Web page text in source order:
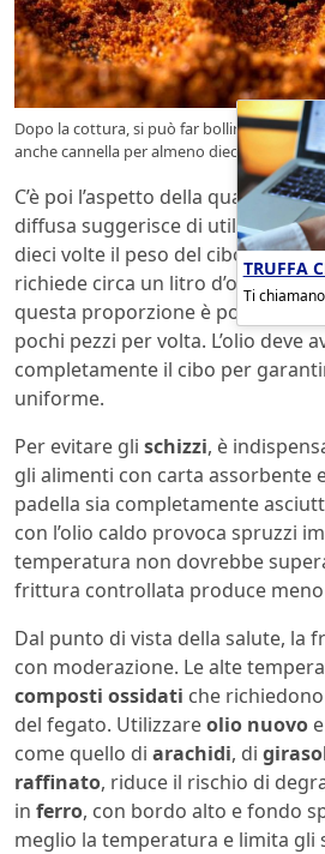
Dopo la cottura, si può far bollire acqua
anche cannella per almeno dieci minuti –
C’è poi l’aspetto della quantità di
diffusa suggerisce di utilizzare
dieci volte il peso del cibo.
richiede circa un litro d’olio.
questa proporzione è possibile, a
pochi pezzi per volta. L’olio deve
completamente il cibo per
uniforme.
Per evitare gli schizzi, è
gli alimenti con carta assorbente
padella sia completamente
con l’olio caldo provoca spruzzi
temperatura non dovrebbe
frittura controllata produce
Dal punto di vista della salute, la
con moderazione. Le alte
composti ossidati che
del fegato. Utilizzareolio nuovo
come quello di arachidi, di
raffinato, riduce il rischio di
in ferro, con bordo alto e fondo
meglio la temperatura e limita gli
TRUFFA
Ti